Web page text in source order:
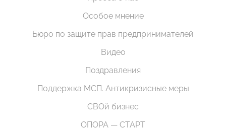
Особое мнение
Бюро по защите прав предпринимателей
Видео
Поздравления
Поддержка МСП. Антикризисные меры
СВОй бизнес
ОПОРА — СТАРТ